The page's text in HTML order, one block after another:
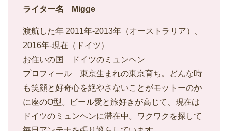
ライター名 Migge
渡航した年 2011年-2013年（オーストラリア）、
2016年-現在（ドイツ）
お住いの国 ドイツのミュンヘン
プロフィール 東京生まれの東京育ち。どんな時
も笑顔と好奇心を絶やさないことがモットーのか
に座のO型。ビール愛と旅好きが高じて、現在は
ドイツのミュンヘンに滞在中。ワクワクを探して